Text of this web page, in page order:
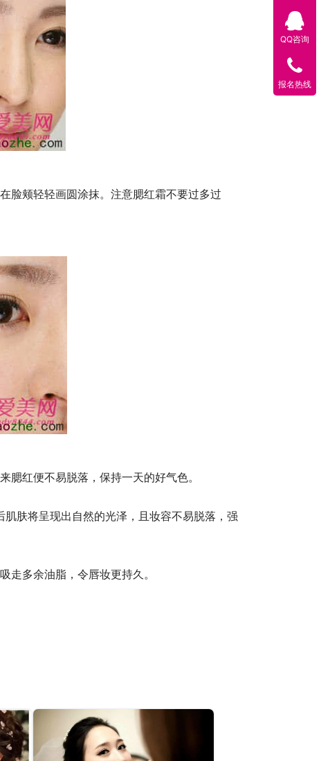
脸颊轻轻画圆涂抹。注意腮红霜不要过多过
红便不易脱落，保持一天的好气色。
肌肤将呈现出自然的光泽，且妆容不易脱落，强
走多余油脂，令唇妆更持久。
QQ咨询
报名热线